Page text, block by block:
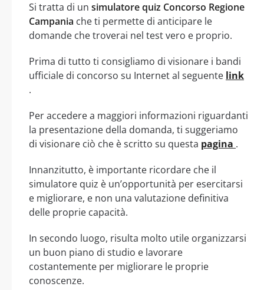
Si tratta di un simulatore quiz Concorso Regione
Campania che ti permette di anticipare le
domande che troverai nel test vero e proprio.
Prima di tutto ti consigliamo di visionare i bandi
ufficiale di concorso su Internet al seguente link
.
Per accedere a maggiori informazioni riguardanti
la presentazione della domanda, ti suggeriamo
di visionare ciò che è scritto su questa pagina .
Innanzitutto, è importante ricordare che il
simulatore quiz è un’opportunità per esercitarsi
e migliorare, e non una valutazione definitiva
delle proprie capacità.
In secondo luogo, risulta molto utile organizzarsi
un buon piano di studio e lavorare
costantemente per migliorare le proprie
conoscenze.